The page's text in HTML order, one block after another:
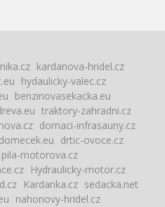
kardanova-hridel.cz
hydaulicky-valec.cz
benzinovasekacka.eu
traktory-zahradni.cz
domaci-infrasauny.cz
drtic-ovoce.cz
pila-motorova.cz
Hydraulicky-motor.cz
Kardanka.cz sedacka.net
nahonovy-hridel.cz